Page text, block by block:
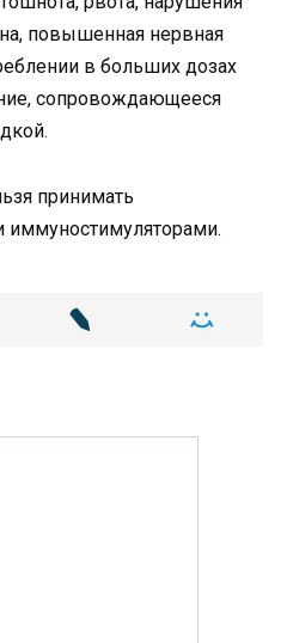
повышенная нервная
в больших дозах
сопровождающееся
принимать